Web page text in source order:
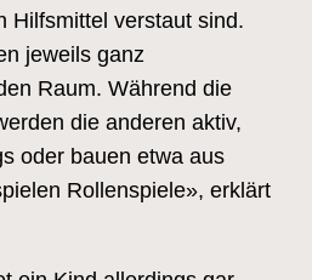
Hilfsmittel verstaut sind.
jeweils ganz
Raum. Während die
die anderen aktiv,
oder bauen etwa aus
Rollenspiele», erklärt